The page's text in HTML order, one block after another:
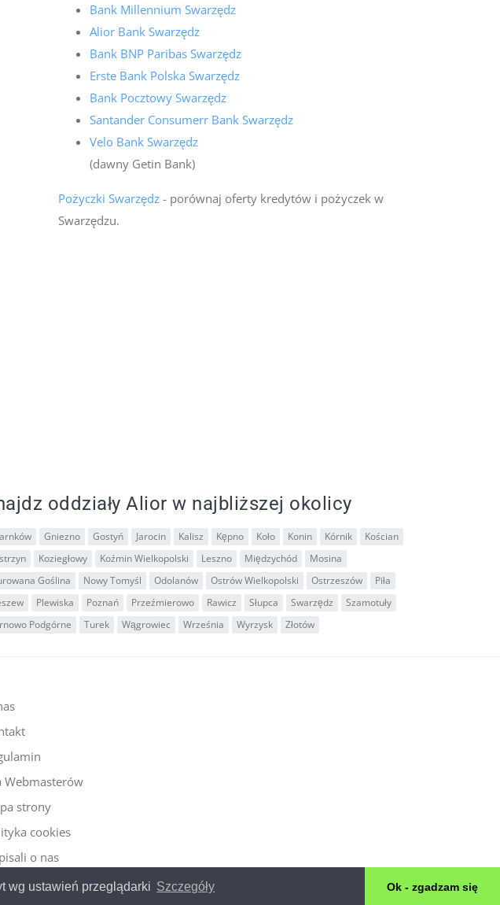
wg ustawień przeglądarki Szczegóły Ok - zgadzam się
Bank Millennium Swarzędz
Alior Bank Swarzędz
Bank BNP Paribas Swarzędz
Erste Bank Polska Swarzędz
Bank Pocztowy Swarzędz
Santander Consumerr Bank Swarzędz
Velo Bank Swarzędz
(dawny Getin Bank)
Pożyczki Swarzędz- porównaj oferty kredytów i pożyczek w
Swarzędzu.
oddziały Alior w najbliższej okolicy
Gniezno Gostyń Jarocin Kalisz Kępno Koło Konin Kórnik
Kościan
Koziegłowy Koźmin Wielkopolski Leszno Międzychód
Mosina
Goślina
Nowy Tomyśl Odolanów Ostrów Wielkopolski Ostrzeszów
Piła
Plewiska Poznań Przeźmierowo Rawicz Słupca Swarzędz
Szamotuły
Podgórne
Turek Wągrowiec Września Wyrzysk Złotów
Webmasterów
strony
cookies
o nas